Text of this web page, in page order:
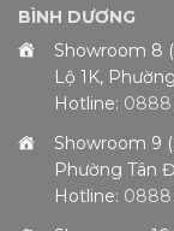
BÌNH DƯƠNG
Showroom 8
Lộ 1K,
Hotline: 0888
Showroom 9
Phường Tân
Hotline: 0888